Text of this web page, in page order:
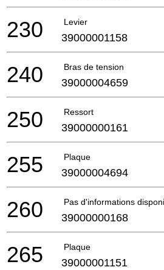
Levier
230 39000001158
Bras de tension
240 39000004659
Ressort
250 39000000161
Plaque
255 39000004694
Pas d'informations
260 39000000168
Plaque
265 39000001151